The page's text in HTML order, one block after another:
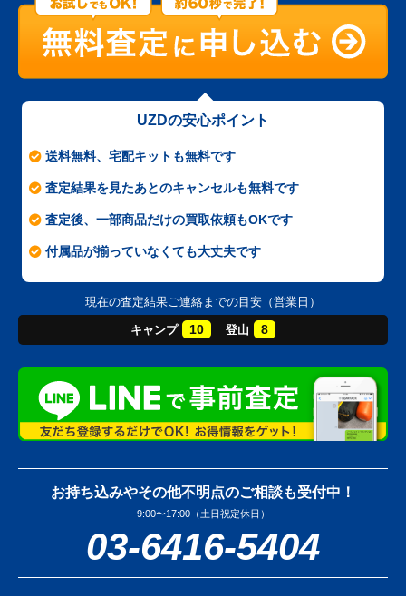
UZDの安心ポイント
送料無料、宅配キットも無料です
査定結果を見たあとのキャンセルも無料です
査定後、一部商品だけの買取依頼もOKです
付属品が揃っていなくても大丈夫です
現在の査定結果ご連絡までの目安（営業日）
キャンプ 10 登山 8
お持ち込みやその他不明点のご相談も受付中！
9:00〜17:00（土日祝定休日）
03-6416-5404